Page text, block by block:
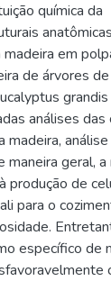
química da
em
de árvores
análises
madeira,
geral,
de
para o
específico de